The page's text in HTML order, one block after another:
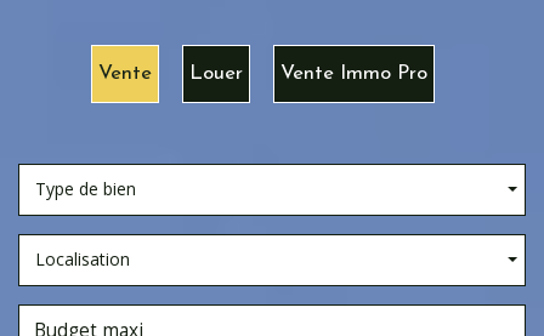
Vente Louer Vente Immo Pro
Type de bien
Localisation